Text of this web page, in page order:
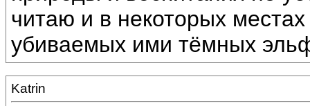
читаю и в некоторых
убиваемых ими тёмных
Katrin